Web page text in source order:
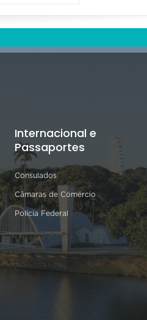
Internacional e
Passaportes
Consulados
Câmaras de Comércio
Polícia Federal